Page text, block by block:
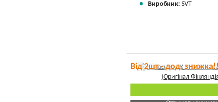
Виробник: SVT
Від 2шт - дод.